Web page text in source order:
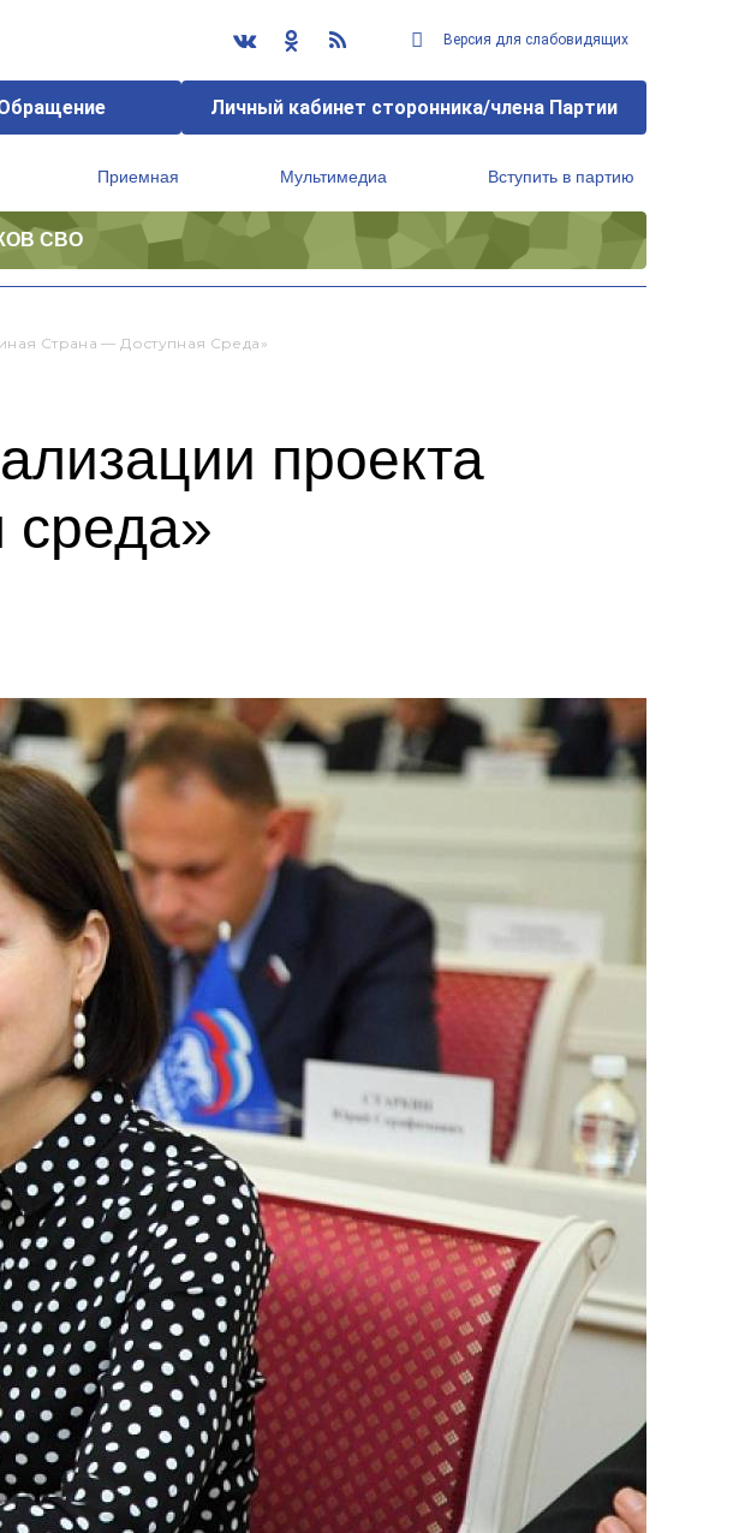
Версия для слабовидящих
Личный кабинет сторонника/члена Партии
Приемная Мультимедиа Вступить в партию
СВО
Страна — Доступная Среда»
проекта